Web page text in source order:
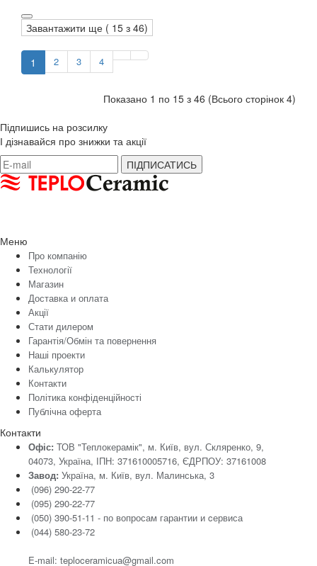
Завантажити ще ( 15 з 46)
1 2 3 4
Показано 1 по 15 з 46 (Всього сторінок 4)
Підпишись на розсилку
І дізнавайся про знижки та акції
Меню
Про компанію
Технології
Магазин
Доставка и оплата
Акції
Стати дилером
Гарантія/Обмін та повернення
Наші проекти
Калькулятор
Контакти
Політика конфіденційності
Публічна оферта
Контакти
Офіс: ТОВ "Теплокерамік", м. Київ, вул. Скляренко, 9,
04073, Україна, ІПН: 371610005716, ЄДРПОУ: 37161008
Завод: Україна, м. Київ, вул. Малинська, 3
(096) 290-22-77
(095) 290-22-77
(050) 390-51-11 - по вопросам гарантии и cервиса
(044) 580-23-72
E-mail: teploceramicua@gmail.com